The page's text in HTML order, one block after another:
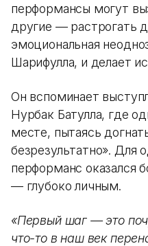
перформансы могут
другие — растрогать
эмоциональная
Шарифулла, и делает
Он вспоминает
Нурбак Батулла, где
месте, пытаясь
безрезультатно». Для
перформанс оказался
— глубоко личным.
«Первый шаг — это
что-то в наш век